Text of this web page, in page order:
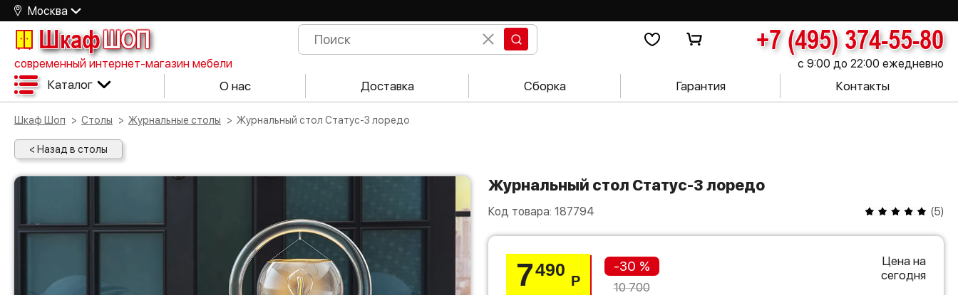
Москва
ШкафШОП +7 (495) 374-55-80
современный интернет-магазин мебели с 9:00 до 22:00 ежедневно
Каталог О нас Доставка Сборка Гарантия Контакты
Шкаф Шоп Столы Журнальные столы Журнальный стол Статус-3 лоредо
< Назад в столы
Журнальный стол Статус-3 лоредо
Код товара: 187794 (5)
7490
Р
-30 %
10 700
Цена на
сегодня